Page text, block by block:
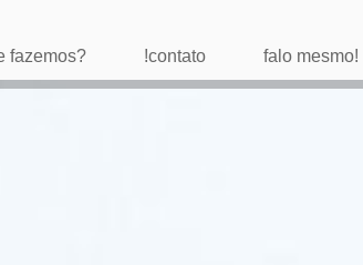
fazemos? !contato falo mesmo!